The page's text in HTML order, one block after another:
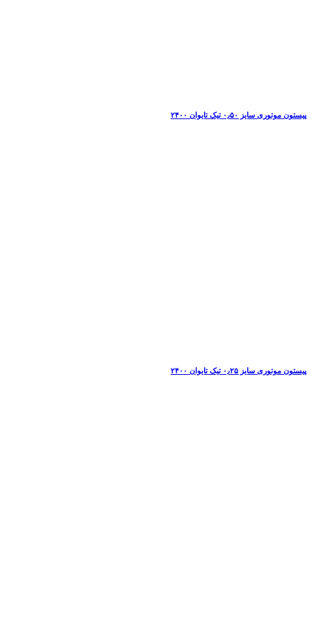
پیستون موتوری سایز ۰٫۵۰ تیک تایوان ۲۴۰۰
پیستون موتوری سایز ۰٫۲۵ تیک تایوان ۲۴۰۰